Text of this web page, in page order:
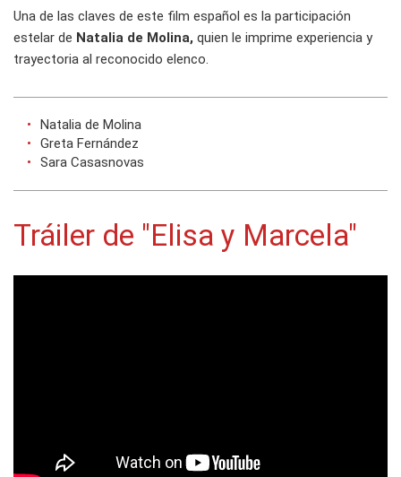
Una de las claves de este film español es la participación
estelar de Natalia de Molina, quien le imprime experiencia y
trayectoria al reconocido elenco.
Natalia de Molina
Greta Fernández
Sara Casasnovas
Tráiler de "Elisa y Marcela"